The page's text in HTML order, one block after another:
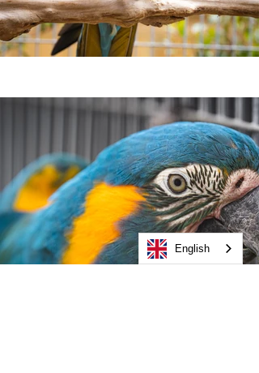
English